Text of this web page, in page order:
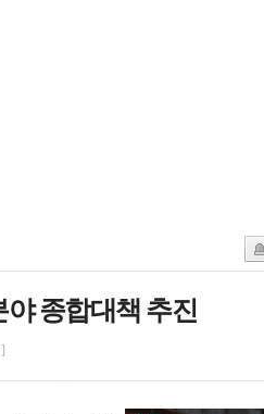
야 종합대책 추진